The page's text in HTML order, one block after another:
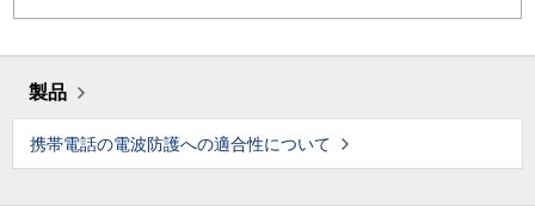
製品
携帯電話の電波防護への適合性について